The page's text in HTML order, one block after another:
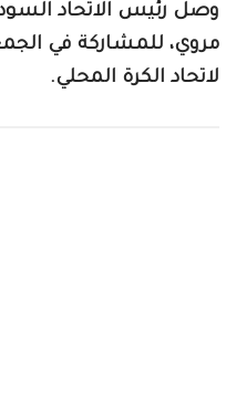
وصل رئيس الاتحاد
مروي، للمشاركة في
لاتحاد الكرة المحلي.